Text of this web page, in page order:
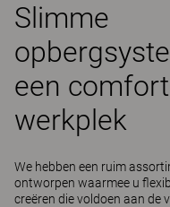
Slimme
een
werkplek
We hebben een ruim
ontworpen waarmee u
creëren die voldoen aan de